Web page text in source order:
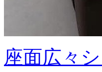
座面広々